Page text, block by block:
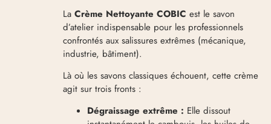
LaCrème Nettoyante COBIC est le savon
d’atelier indispensable pour les professionnels
confrontés aux salissures extrêmes (mécanique,
industrie, bâtiment).
Là où les savons classiques échouent, cette crème
agit sur trois fronts :
Dégraissage extrême : Elle dissout